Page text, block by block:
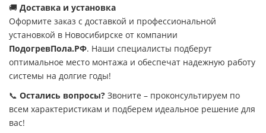
🚚 Доставка и установка
Оформите заказ с доставкой и профессиональной
установкой в Новосибирске от компании
ПодогревПола.РФ. Наши специалисты подберут
оптимальное место монтажа и обеспечат надежную работу
системы на долгие годы!
📞 Остались вопросы? Звоните – проконсультируем по
всем характеристикам и подберем идеальное решение для
вас!